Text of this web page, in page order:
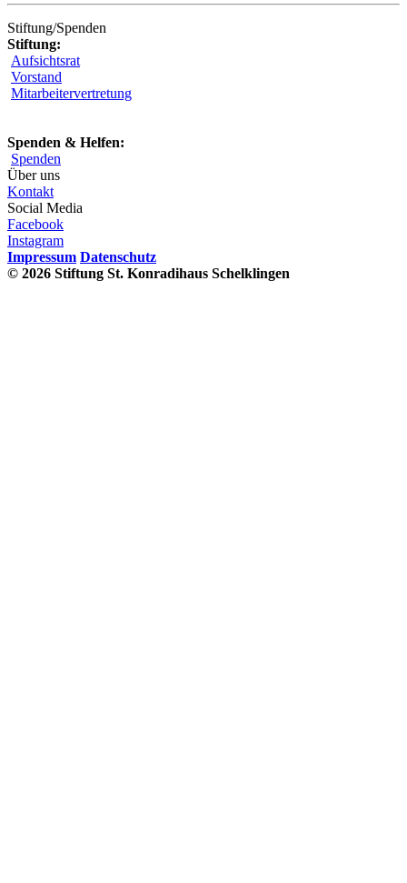
Stiftung/Spenden
Stiftung:
Aufsichtsrat
Vorstand
Mitarbeitervertretung
Spenden & Helfen:
Spenden
Über uns
Kontakt
Social Media
Facebook
Instagram
Impressum Datenschutz
© 2026 Stiftung St. Konradihaus Schelklingen